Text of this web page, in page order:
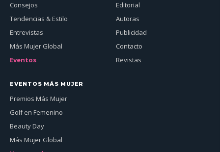
Consejos
Tendencias & Estilo
Entrevistas
Más Mujer Global
Eventos
Editorial
Autoras
Publicidad
Contacto
Revistas
EVENTOS MÁS MUJER
Premios Más Mujer
Golf en Femenino
Beauty Day
Más Mujer Global